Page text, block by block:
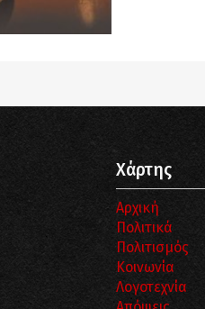
Χάρτης
Αρχική
Πολιτικά
Πολιτισμός
Κοινωνία
Λογοτεχνία